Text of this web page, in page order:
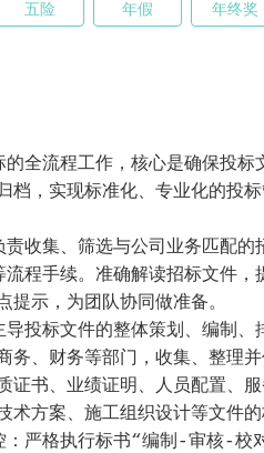
五险 年假 年终奖
全流程工作，核心是确保投
档，实现标准化、专业化的投
责收集、筛选与公司业务匹配
程手续。准确解读招标文件
提示，为团队协同做准备。
导投标文件的整体策划、编制
务、财务等部门，收集、整理
证书、业绩证明、人员配置、
术方案、施工组织设计等文件
：严格执行标书“编制-审核-